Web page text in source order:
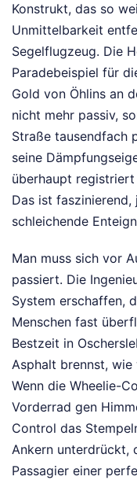
Konstrukt, das so
Unmittelbarkeit
Segelflugzeug. Die
Paradebeispiel für
Gold von Öhlins an
nicht mehr passiv,
Straße tausendfach
seine
überhaupt
Das ist faszinierend,
schleichende
Man muss sich vor
passiert. Die
System erschaffen,
Menschen fast
Bestzeit in
Asphalt brennst,
Wenn die Wheelie-
Vorderrad gen
Control das
Ankern unterdrückt,
Passagier einer